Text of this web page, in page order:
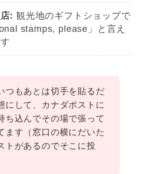
: 観光地のギフトショップで
stamps, please」と言え
つもあとは切手を貼るだ
にして、カナダポストに
ち込んでその場で張って
ます（窓口の横にだいた
トがあるのでそこに投